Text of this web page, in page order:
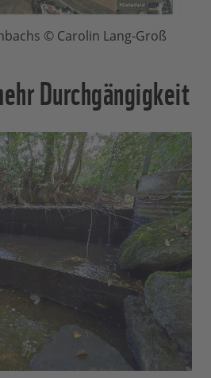
© Carolin Lang-Groß
Durchgängigkeit